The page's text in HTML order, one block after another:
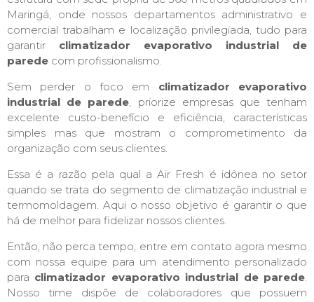
Maringá, onde nossos departamentos administrativo e
comercial trabalham e localização privilegiada, tudo para
garantir climatizador evaporativo industrial de
parede com profissionalismo.
Sem perder o foco em climatizador evaporativo
industrial de parede, priorize empresas que tenham
excelente custo-benefício e eficiência, características
simples mas que mostram o comprometimento da
organização com seus clientes.
Essa é a razão pela qual a Air Fresh é idônea no setor
quando se trata do segmento de climatização industrial e
termomoldagem. Aqui o nosso objetivo é garantir o que
há de melhor para fidelizar nossos clientes.
Então, não perca tempo, entre em contato agora mesmo
com nossa equipe para um atendimento personalizado
para climatizador evaporativo industrial de parede.
Nosso time dispõe de colaboradores que possuem